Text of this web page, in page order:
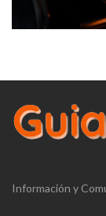
Información y